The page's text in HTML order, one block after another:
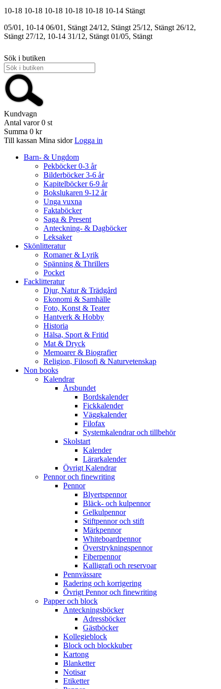
10-18 10-18 10-18 10-18 10-18 10-14 Stängt
05/01, 10-14 06/01, Stängt 24/12, Stängt 25/12, Stängt 26/12,
Stängt 27/12, 10-14 31/12, Stängt 01/05, Stängt
Sök i butiken
Kundvagn
Antal varor 0 st
Summa 0 kr
Till kassan Mina sidor Logga in
Barn- & Ungdom
Pekböcker 0-3 år
Bilderböcker 3-6 år
Kapitelböcker 6-9 år
Bokslukaren 9-12 år
Unga vuxna
Faktaböcker
Saga & Present
Anteckning- & Dagböcker
Leksaker
Skönlitteratur
Romaner & Lyrik
Spänning & Thrillers
Pocket
Facklitteratur
Djur, Natur & Trädgård
Ekonomi & Samhälle
Foto, Konst & Teater
Hantverk & Hobby
Historia
Hälsa, Sport & Fritid
Mat & Dryck
Memoarer & Biografier
Religion, Filosofi & Naturvetenskap
Non books
Kalendrar
Årsbundet
Bordskalender
Fickkalender
Väggkalender
Filofax
Systemkalendrar och tillbehör
Skolstart
Kalender
Lärarkalender
Övrigt Kalendrar
Pennor och finewriting
Pennor
Blyertspennor
Bläck- och kulpennor
Gelkulpennor
Stiftpennor och stift
Märkpennor
Whiteboardpennor
Överstrykningspennor
Fiberpennor
Kalligrafi och reservoar
Pennvässare
Radering och korrigering
Övrigt Pennor och finewriting
Papper och block
Anteckningsböcker
Adressböcker
Gästböcker
Kollegieblock
Block och blockkuber
Kartong
Blanketter
Notisar
Etiketter